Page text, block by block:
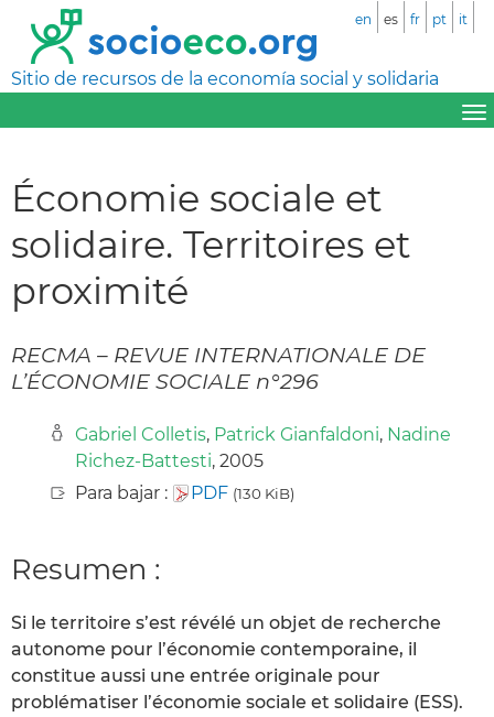
Sitio de recursos de la economía social y solidaria
en es fr pt it
Économie sociale et
solidaire. Territoires et
proximité
RECMA – REVUE INTERNATIONALE DE
L’ÉCONOMIE SOCIALE n°296
Gabriel Colletis, Patrick Gianfaldoni, Nadine
Richez-Battesti, 2005
Para bajar :
PDF (130 KiB)
Resumen :
Si le territoire s’est révélé un objet de recherche
autonome pour l’économie contemporaine, il
constitue aussi une entrée originale pour
problématiser l’économie sociale et solidaire (ESS).